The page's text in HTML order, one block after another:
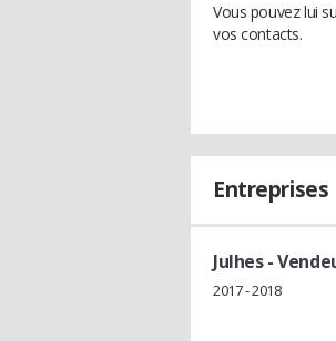
Vous pouvez lui
vos contacts.
Entreprises
Julhes-
2017 - 2018